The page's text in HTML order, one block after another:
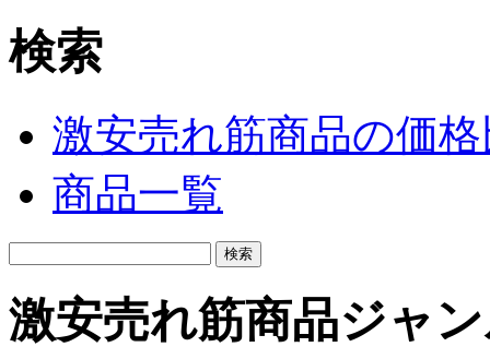
検索
激安売れ筋商品の価
商品一覧
激安売れ筋商品ジャ